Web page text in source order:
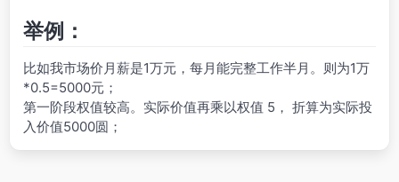
举例：
比如我市场价月薪是1万元，每月能完整工作半月。则为1万
*0.5=5000元；
第一阶段权值较高。实际价值再乘以权值 5， 折算为实际投
入价值5000圆；